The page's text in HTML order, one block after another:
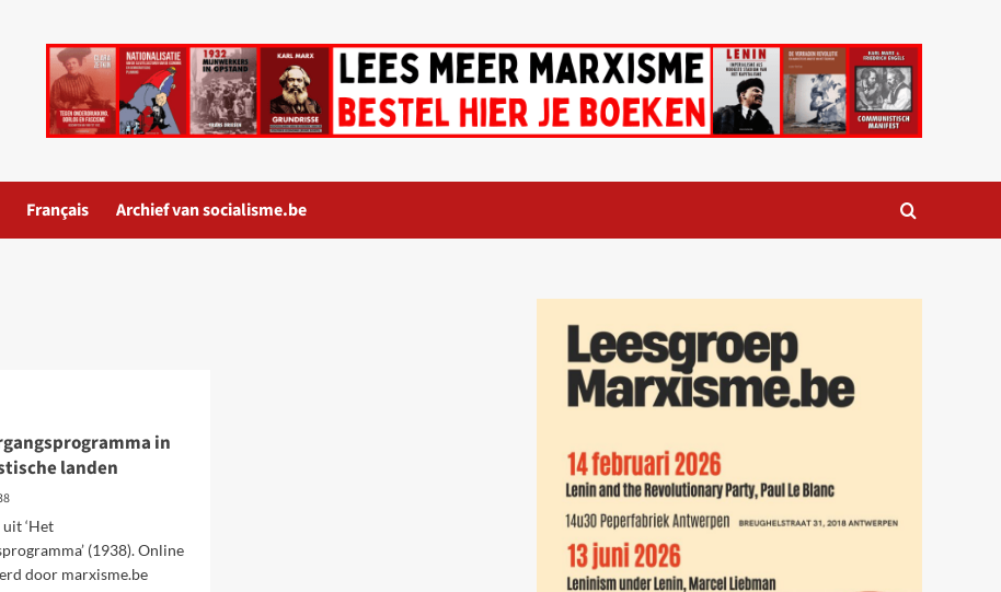
Français Archief van socialisme.be
in
landen
‘Het
(1938). Online
door marxisme.be